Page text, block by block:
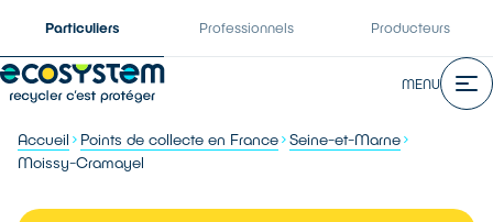
Particuliers Professionnels Producteurs
MENU
Accueil Points de collecte en France Seine-et-Marne
Moissy-Cramayel